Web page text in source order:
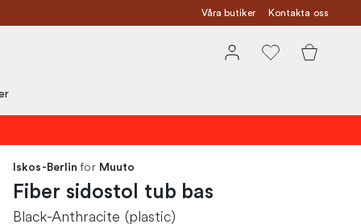
Våra butiker Kontakta oss
Iskos-Berlin för Muuto
Fiber sidostol tub bas
Black-Anthracite (plastic)